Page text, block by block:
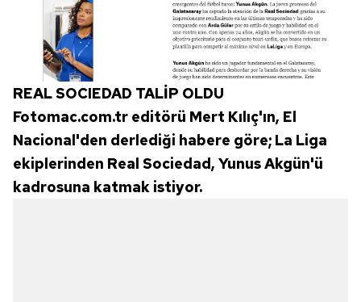
REAL SOCIEDAD TALİP OLDU
Fotomac.com.tr editörü Mert Kılıç'ın, El
Nacional'den derlediği habere göre; La Liga
ekiplerinden Real Sociedad, Yunus Akgün'ü
kadrosuna katmak istiyor.